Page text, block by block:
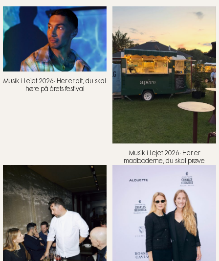
Musik i Lejet 2026: Her er alt, du skal
høre på årets festival
Musik i Lejet 2026: Her er
madboderne, du skal prøve